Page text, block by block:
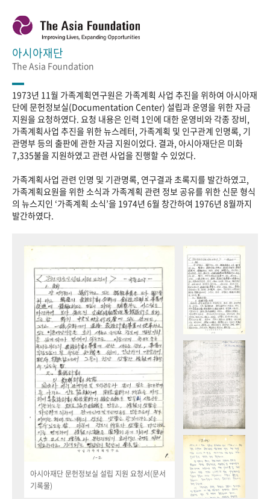
아시아재단
The Asia Foundation
1973년 11월 가족계획연구원은 가족계획 사업 추진을 위하여 아시아재
단에 문헌정보실(Documentation Center) 설립과 운영을 위한 자금
지원을 요청하였다. 요청 내용은 인력 1인에 대한 운영비와 각종 장비,
가족계획사업 추진을 위한 뉴스레터, 가족계획 및 인구관계 인명록, 기
관명부 등의 출판에 관한 자금 지원이었다. 결과, 아시아재단은 미화
7,335불을 지원하였고 관련 사업을 진행할 수 있었다.
가족계획사업 관련 인명 및 기관명록, 연구결과 초록지를 발간하였고,
가족계획요원을 위한 소식과 가족계획 관련 정보 공유를 위한 신문 형식
의 뉴스지인 ‘가족계획 소식’을 1974년 6월 창간하여 1976년 8월까지
발간하였다.
아시아재단 문헌정보실 설립 지원 요청서(문서
기록물)